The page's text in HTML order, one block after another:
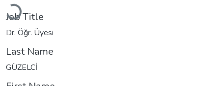
Loading...
Job Title
Dr. Öğr. Üyesi
Last Name
GÜZELCİ